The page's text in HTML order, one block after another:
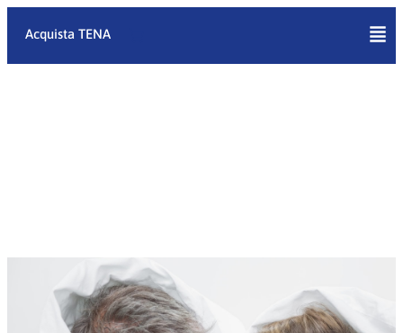
Vai
contenuto
Acquista TENA